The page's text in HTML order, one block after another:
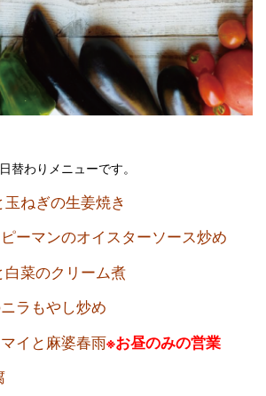
替わりメニューです。
ねぎの生姜焼き
ーマンのオイスターソース炒め
菜のクリーム煮
ラもやし炒め
イと麻婆春雨※お昼のみの営業